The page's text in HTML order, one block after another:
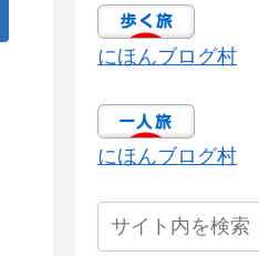
にほんブログ村
にほんブログ村